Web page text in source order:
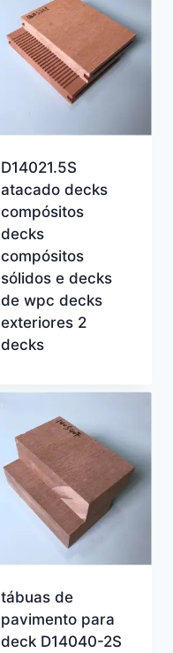
D14021.5S
atacado decks
compósitos
decks
compósitos
sólidos e decks
de wpc decks
exteriores 2
decks
tábuas de
pavimento para
deck D14040-2S